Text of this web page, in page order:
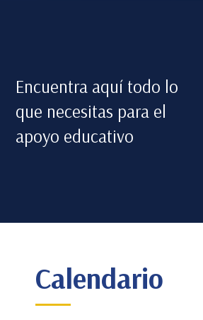
Encuentra aquí todo lo
que necesitas para el
apoyo educativo
Calendario